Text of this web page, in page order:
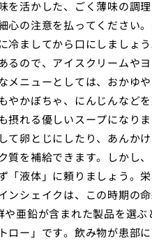
を活かした、ごく薄味の調
心の注意を払ってください
冷ましてから口にしましょ
るので、アイスクリームや
メニューとしては、おかゆ
やかぼちゃ、にんじんなど
摂れる優しいスープになり
て卵とじにしたり、あんか
質を補給できます。しかし
「液体」に頼りましょう。
ンシェイクは、この時期の
や亜鉛が含まれた製品を選
ロー」です。飲み物が患部